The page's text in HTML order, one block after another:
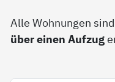
Alle Wohnungen
über einen Aufzug